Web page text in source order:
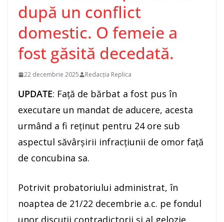
după un conflict
domestic. O femeie a
fost găsită decedată.
22 decembrie 2025 Redacția Replica
UPDATE: Față de bărbat a fost pus în
executare un mandat de aducere, acesta
urmând a fi reținut pentru 24 ore sub
aspectul săvârşirii infracțiunii de omor față
de concubina sa.
Potrivit probatoriului administrat, în
noaptea de 21/22 decembrie a.c. pe fondul